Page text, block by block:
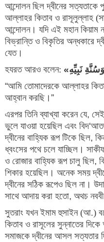
আন্দোলন ছিল দ্বীনের সত্যতাকে
আল্লাহর কিতাব ও রাসূলুল্লাহ
আন্দোলন। যদি এই মহান কিয়াম
বিভ্রান্তি ও বিকৃতির অন্ধকারে
যেত।
হযরত আরও বলেন: «نَبِيِّهِ
“আমি তোমাদেরকে আল্লাহর
আহ্বান করছি।”
এরপর তিনি ব্যাখ্যা করেন যে,
ভুলে যাওয়া হয়েছিল এবং বিদ‘
দ্বীনের বাহ্যিক রূপ টিকে ছিল,
ধ্বংসের পথে চলে যাচ্ছিল।
ও রোজার বাহ্যিক রূপ চালু ছিল,
শিকার হয়েছিল। অনেক সময়
দ্বীনের সঠিক রূপেও ছিল না।
সাথে আদায় করা হতো, অথচ
সুতরাং যখন ইমাম হুসাইন (আ.)
কিতাব ও রাসূলের সুন্নাতের
সমাজকে দ্বীনের আসল সত্যতার